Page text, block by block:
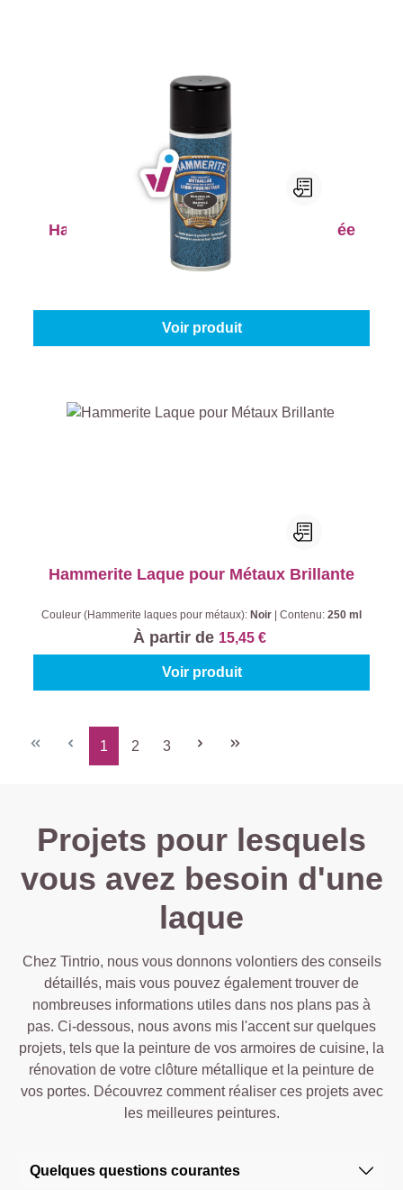
Hammerite Laque pour Métaux Martelée
Aérosol
Couleur (Hammerite laques pour métaux):
Voir produit
Hammerite Laque pour Métaux Brillante
Couleur (Hammerite laques pour métaux): Noir Contenu: 250 ml
À partir de 15,45 €
Voir produit
Page
1
Page
2
Page
3
Projets pour lesquels
vous avez besoin d'une
laque
Chez Tintrio, nous vous donnons volontiers des conseils
détaillés, mais vous pouvez également trouver de
nombreuses informations utiles dans nos plans pas à
pas. Ci-dessous, nous avons mis l'accent sur quelques
projets, tels que la peinture de vos armoires de cuisine, la
rénovation de votre clôture métallique et la peinture de
vos portes. Découvrez comment réaliser ces projets avec
les meilleures peintures.
Quelques questions courantes